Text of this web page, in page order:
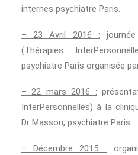
internes psychiatre Paris.
– 23 Avril 2016 :
(Thérapies
psychiatre Paris organisée par
– 22 mars 2016 :
InterPersonnelles) à la
Dr Masson, psychiatre Paris.
– Décembre 2015 :